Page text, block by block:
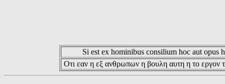
Si est ex hominibus consilium hoc aut opus
Οτι εαν η εξ ανθρωπων η βουλη αυτη η το εργον